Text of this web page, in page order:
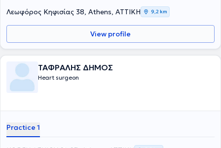
Λεωφόρος Κηφισίας 38, Athens, ΑΤΤΙΚΗ 9,2 km
View profile
ΤΑΦΡΑΛΗΣ ΔΗΜΟΣ
Heart surgeon
Practice 1